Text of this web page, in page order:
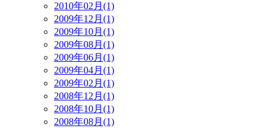
2010年02月(1)
2009年12月(1)
2009年10月(1)
2009年08月(1)
2009年06月(1)
2009年04月(1)
2009年02月(1)
2008年12月(1)
2008年10月(1)
2008年08月(1)